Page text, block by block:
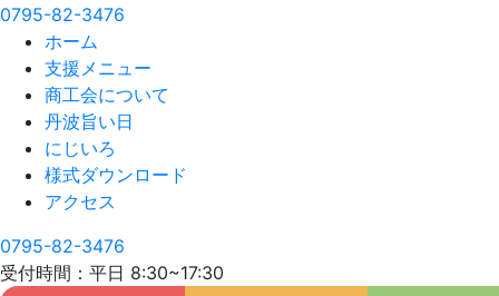
0795-82-3476
ホーム
支援メニュー
商工会について
丹波旨い日
にじいろ
様式ダウンロード
アクセス
0795-82-3476
受付時間：平日 8:30~17:30